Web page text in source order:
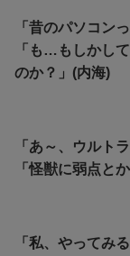
「昔のパソコン
「も… もしかし
のか？」(内海)
「あ～、ウルト
「怪獣に弱点と
「私、やってみる